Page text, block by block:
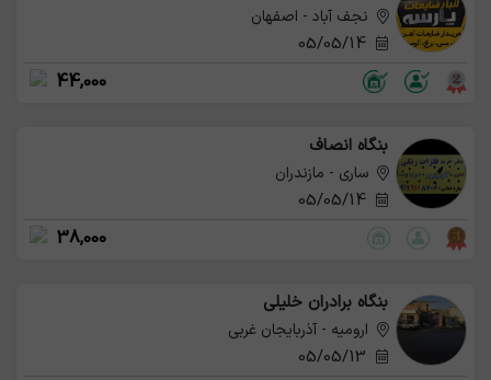
نجف آباد - اصفهان
05/05/14
44,000
بنگاه انصاف
ساری - مازندران
05/05/14
38,000
بنگاه برادران خلیلی
ارومیه - آذربایجان غربی